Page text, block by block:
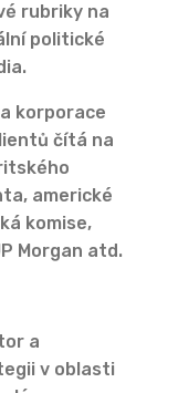
rubriky na
politické
korporace
čítá na
americké
komise,
Morgan atd.
a
v oblasti